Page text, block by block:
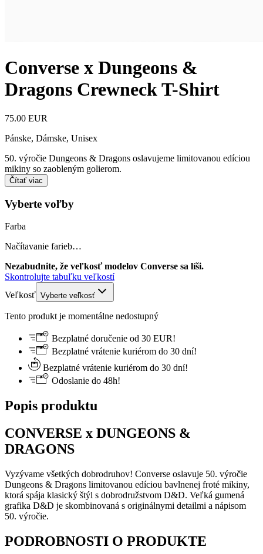
Converse x Dungeons &
Dragons Crewneck T-Shirt
75.00 EUR
Pánske, Dámske, Unisex
50. výročie Dungeons & Dragons oslavujeme limitovanou edíciou
mikiny so zaobleným golierom.
Čítať viac
Vyberte voľby
Farba
Načítavanie farieb…
Nezabudnite, že veľkosť modelov Converse sa líši.
Skontrolujte tabuľku veľkostí
Veľkosť Vyberte veľkosť
Tento produkt je momentálne nedostupný
Bezplatné doručenie od 30 EUR!
Bezplatné vrátenie kuriérom do 30 dní!
Bezplatné vrátenie kuriérom do 30 dní!
Odoslanie do 48h!
Popis produktu
CONVERSE x DUNGEONS &
DRAGONS
Vyzývame všetkých dobrodruhov! Converse oslavuje 50. výročie
Dungeons & Dragons limitovanou edíciou bavlnenej froté mikiny,
ktorá spája klasický štýl s dobrodružstvom D&D. Veľká gumená
grafika D&D je skombinovaná s originálnymi detailmi a nápisom
50. výročie.
PODROBNOSTI O PRODUKTE